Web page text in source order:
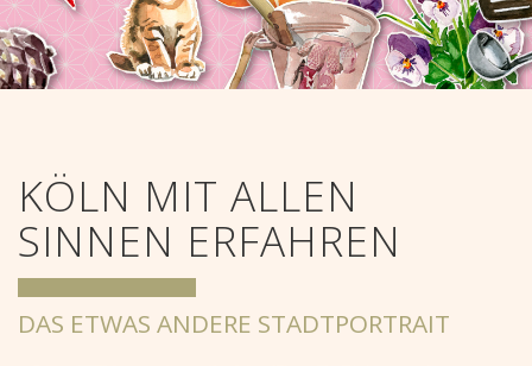
KÖLN MIT ALLEN
SINNEN ERFAHREN
DAS ETWAS ANDERE STADTPORTRAIT